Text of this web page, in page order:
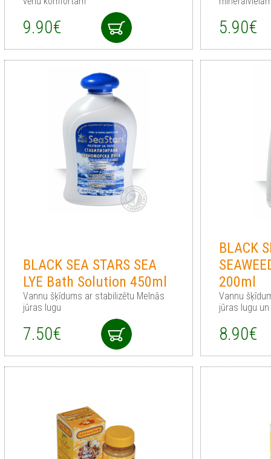
9.90€ 5.90€
BLACK SEA STARS SEA
LYE Bath Solution 450ml
Vannu šķīdums ar stabilizētu Melnās
jūras lugu
7.50€
BLACK
200ml
Vannu
jūras lugu
8.90€